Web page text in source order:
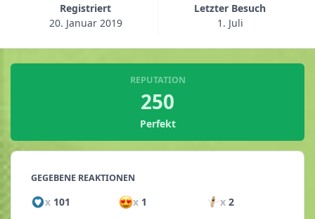
Registriert
20. Januar 2019
Letzter Besuch
1. Juli
REPUTATION
250
Perfekt
GEGEBENE REAKTIONEN
x 101 x1 x 2